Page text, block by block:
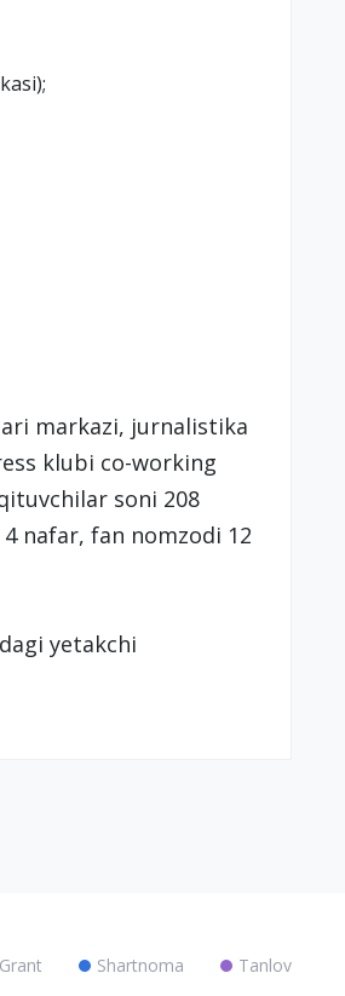
markazi, jurnalistika
klubi co-working
soni 208
nafar, fan nomzodi 12
yetakchi
Grant Shartnoma Tanlov